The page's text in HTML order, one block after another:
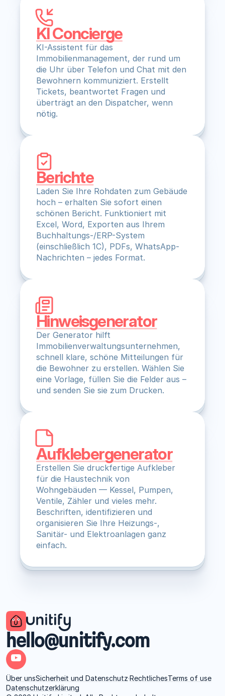
KI Concierge
KI-Assistent für das
Immobilienmanagement, der rund um
die Uhr über Telefon und Chat mit den
Bewohnern kommuniziert. Erstellt
Tickets, beantwortet Fragen und
überträgt an den Dispatcher, wenn
nötig.
Berichte
Laden Sie Ihre Rohdaten zum Gebäude
hoch – erhalten Sie sofort einen
schönen Bericht. Funktioniert mit
Excel, Word, Exporten aus Ihrem
Buchhaltungs-/ERP-System
(einschließlich 1C), PDFs, WhatsApp-
Nachrichten – jedes Format.
Hinweisgenerator
Der Generator hilft
Immobilienverwaltungsunternehmen,
schnell klare, schöne Mitteilungen für
die Bewohner zu erstellen. Wählen Sie
eine Vorlage, füllen Sie die Felder aus –
und senden Sie sie zum Drucken.
Aufklebergenerator
Erstellen Sie druckfertige Aufkleber
für die Haustechnik von
Wohngebäuden — Kessel, Pumpen,
Ventile, Zähler und vieles mehr.
Beschriften, identifizieren und
organisieren Sie Ihre Heizungs-,
Sanitär- und Elektroanlagen ganz
einfach.
hello@unitify.com
Über unsSicherheit und Datenschutz·RechtlichesTerms of use
Datenschutzerklärung